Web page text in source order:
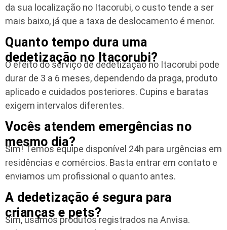
da sua localização no Itacorubi, o custo tende a ser
mais baixo, já que a taxa de deslocamento é menor.
Quanto tempo dura uma
dedetização no Itacorubi?
O efeito do serviço de dedetização no Itacorubi pode
durar de 3 a 6 meses, dependendo da praga, produto
aplicado e cuidados posteriores. Cupins e baratas
exigem intervalos diferentes.
Vocês atendem emergências no
mesmo dia?
Sim! Temos equipe disponível 24h para urgências em
residências e comércios. Basta entrar em contato e
enviamos um profissional o quanto antes.
A dedetização é segura para
crianças e pets?
Sim, usamos produtos registrados na Anvisa.